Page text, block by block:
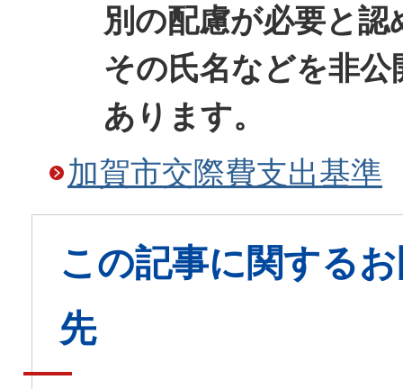
別の配慮が必要と
その氏名などを非
あります。
加賀市交際費支出基準
この記事に関する
先